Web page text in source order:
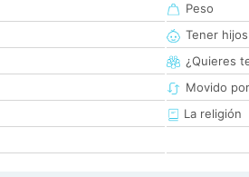
Peso
Tener hijos
¿Quieres
Movido
La religión